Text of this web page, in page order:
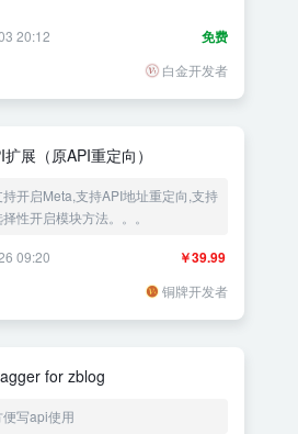
免费
20:12
白金开发者
扩展（原API重定向）
持开启Meta,支持API地址重定向,支持
性开启模块方法。。。
￥39.99
09:20
铜牌开发者
for zblog
便写api使用